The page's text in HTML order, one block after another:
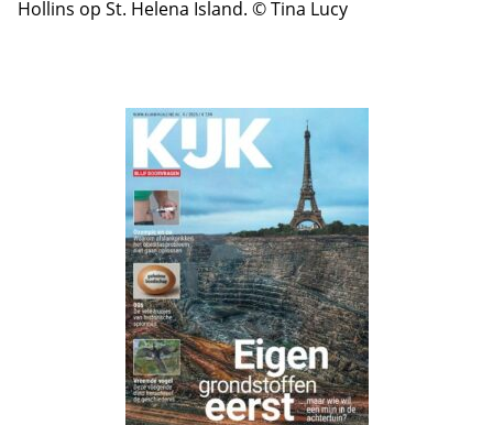
Hollins op St. Helena Island. © Tina Lucy